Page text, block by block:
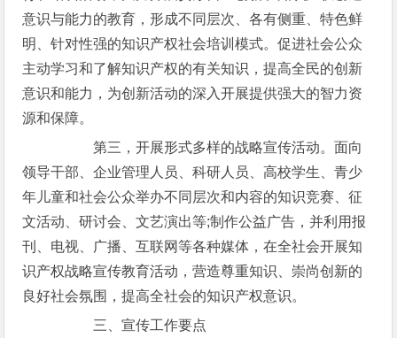
意识与能力的教育，形成不同层次、各有侧重、特色鲜
明、针对性强的知识产权社会培训模式。促进社会公众
主动学习和了解知识产权的有关知识，提高全民的创新
意识和能力，为创新活动的深入开展提供强大的智力资
源和保障。
第三，开展形式多样的战略宣传活动。面向
领导干部、企业管理人员、科研人员、高校学生、青少
年儿童和社会公众举办不同层次和内容的知识竞赛、征
文活动、研讨会、文艺演出等;制作公益广告，并利用报
刊、电视、广播、互联网等各种媒体，在全社会开展知
识产权战略宣传教育活动，营造尊重知识、崇尚创新的
良好社会氛围，提高全社会的知识产权意识。
三、宣传工作要点